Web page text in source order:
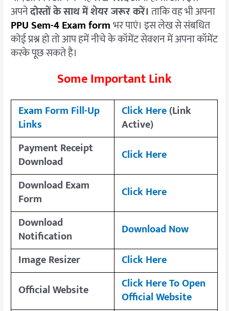
अपनेदोस्तों के साथ में शेयर जरूर करें।ताकि वह भी अपना
PPU Sem-4 Exam formभर पाएं। इस लेख से संबधित
कोई प्रश्न हो तो आप हमें नीचे के कॉमेंट सेक्शन में अपना कॉमेंट
करके पूछ सकते है।
Some Important Link
Exam Form Fill-Up
Links
Click Here(Link
Active)
Payment Receipt
Download
Click Here
Download Exam
Form
Click Here
Download
Notification
Download Now
Image Resizer
Click Here
Official Website
Click Here To Open
Official Website